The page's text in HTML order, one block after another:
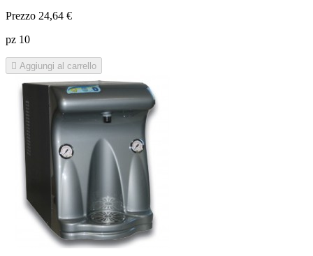
Prezzo 24,64 €
pz 10
 Aggiungi al carrello